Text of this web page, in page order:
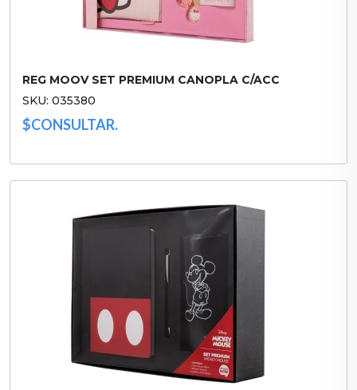
REG MOOV SET PREMIUM CANOPLA C/ACC
SKU: 035380
$CONSULTAR.